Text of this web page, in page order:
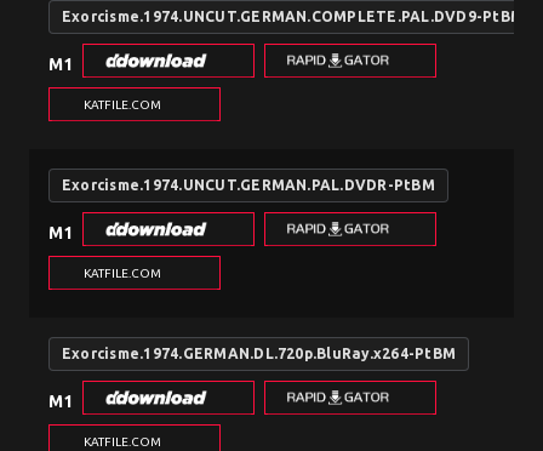
Exorcisme.1974.UNCUT.GERMAN.COMPLETE.PAL.DVD9-PtBM
M1
KATFILE.COM
Exorcisme.1974.UNCUT.GERMAN.PAL.DVDR-PtBM
M1
KATFILE.COM
Exorcisme.1974.GERMAN.DL.720p.BluRay.x264-PtBM
M1
KATFILE.COM